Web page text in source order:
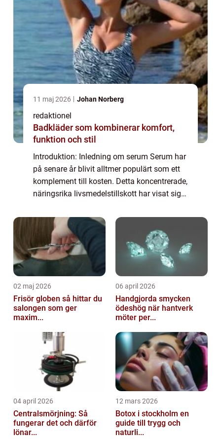
11 maj 2026 Johan Norberg
redaktionel
Badkläder som kombinerar komfort,
funktion och stil
Introduktion: Inledning om serum Serum har
på senare år blivit alltmer populärt som ett
komplement till kosten. Detta koncentrerade,
näringsrika livsmedelstillskott har visat sig
sätt. I denna artikel ko...
02 maj 2026
Frisör globen så hittar du
salongen som ger
maxim...
06 april 2026
Handgjorda smycken
ödeshög när hantverk
möter per...
04 april 2026
Centralsmörjning: Så
fungerar det och därför
lönar...
12 mars 2026
Botox i stockholm en
guide till trygg och
naturli...